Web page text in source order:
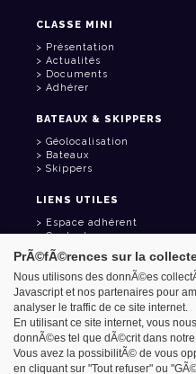
CLASSE MINI
Présentation
Actualités
Documents
Adhérer
BATEAUX & SKIPPERS
Géolocalisation
Bateaux
Skippers
LIENS UTILES
Espace adhérent
Contact
Carnet d'adresses
Goodies
Azimut - Créateur
PrÃ©fÃ©rences sur la
Nous utilisons des donnÃ©es
Javascript et nos partenaires pour
analyser le traffic de ce site internet.
En utilisant ce site internet, vous
donnÃ©es tel que dÃ©crit dans
Vous avez la possibilitÃ© de vous
en cliquant sur "Tout refuser" ou